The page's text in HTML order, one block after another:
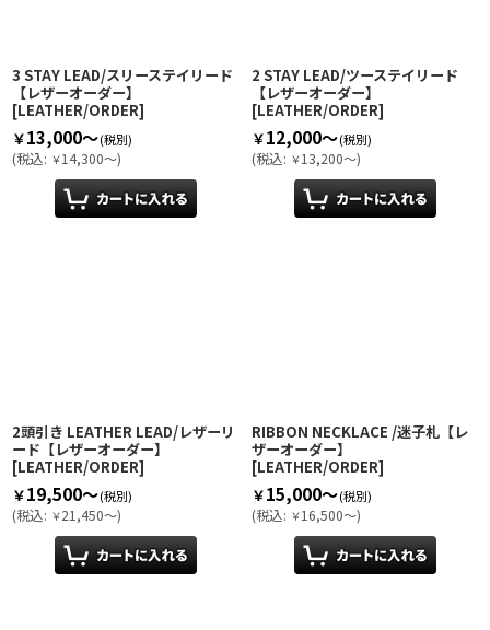
3 STAY LEAD/スリーステイリード
【レザーオーダー】
[LEATHER/ORDER]
￥13,000～(税別)
(税込: ￥14,300～)
2 STAY LEAD/ツーステイリード
【レザーオーダー】
[LEATHER/ORDER]
￥12,000～(税別)
(税込: ￥13,200～)
2頭引き LEATHER LEAD/レザーリ
ード【レザーオーダー】
[LEATHER/ORDER]
￥19,500～(税別)
(税込: ￥21,450～)
RIBBON NECKLACE /迷子札【レ
ザーオーダー】
[LEATHER/ORDER]
￥15,000～(税別)
(税込: ￥16,500～)